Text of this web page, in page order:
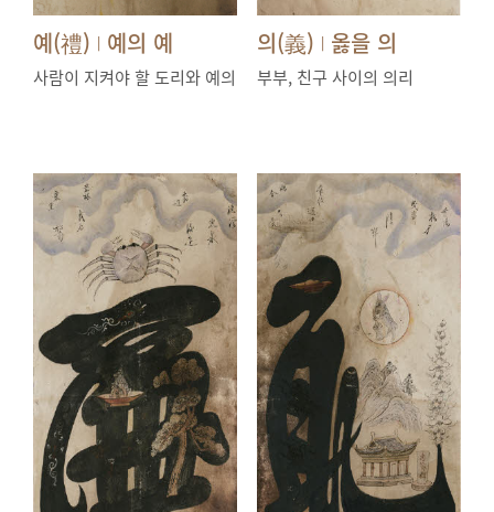
예(禮) | 예의 예
사람이 지켜야 할 도리와 예의
의(義) | 옳을 의
부부, 친구 사이의 의리